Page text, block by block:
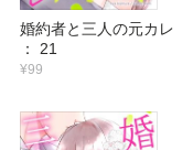
婚約者と三人の元カレ
： 21
¥99